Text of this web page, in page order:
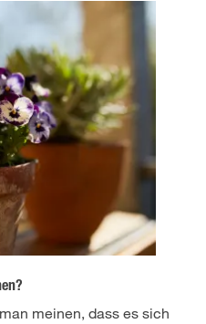
meinen, dass es sich